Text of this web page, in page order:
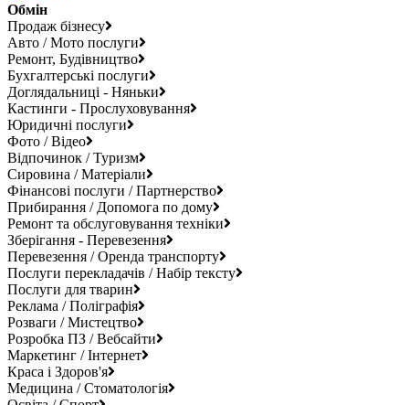
Обмін
Продаж бізнесу
Авто / Мото послуги
Ремонт, Будівництво
Бухгалтерські послуги
Доглядальниці - Няньки
Кастинги - Прослуховування
Юридичні послуги
Фото / Відео
Відпочинок / Туризм
Сировина / Матеріали
Фінансові послуги / Партнерство
Прибирання / Допомога по дому
Ремонт та обслуговування техніки
Зберігання - Перевезення
Перевезення / Оренда транспорту
Послуги перекладачів / Набір тексту
Послуги для тварин
Реклама / Поліграфія
Розваги / Мистецтво
Розробка ПЗ / Вебсайти
Маркетинг / Інтернет
Краса і Здоров'я
Медицина / Стоматологія